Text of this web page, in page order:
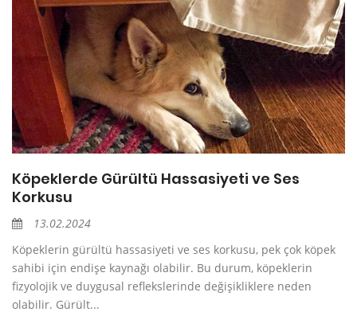
Köpeklerde Gürültü Hassasiyeti ve Ses
Korkusu
13.02.2024
Köpeklerin gürültü hassasiyeti ve ses korkusu, pek çok köpek
sahibi için endişe kaynağı olabilir. Bu durum, köpeklerin
fizyolojik ve duygusal reflekslerinde değişikliklere neden
olabilir. Gürült...